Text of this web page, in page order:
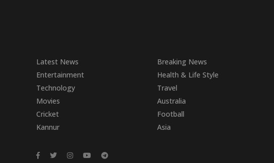
Latest News Breaking News
Entertainment
Health & Life Style
Technology
Travel
Movies
Australia
Cricket
Football
Kannur
Asia